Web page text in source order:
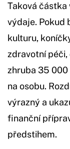
Taková
výdaje. Pokud
kulturu,
zdravotní
zhruba 35
na osobu.
výrazný a
finanční
předstihem.